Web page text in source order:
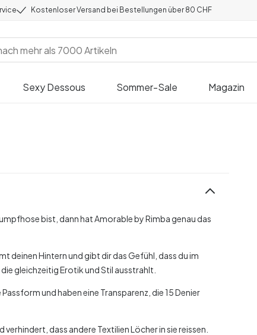
Kostenloser Versand bei Bestellungen über 80 CHF
Sexy Dessous Sommer-Sale Magazin
bist, dann hat Amorable by Rimba genau das
deinen Hintern und gibt dir das Gefühl, dass du im
gleichzeitig Erotik und Stil ausstrahlt.
und haben eine Transparenz, die 15 Denier
dass andere Textilien Löcher in sie reissen.